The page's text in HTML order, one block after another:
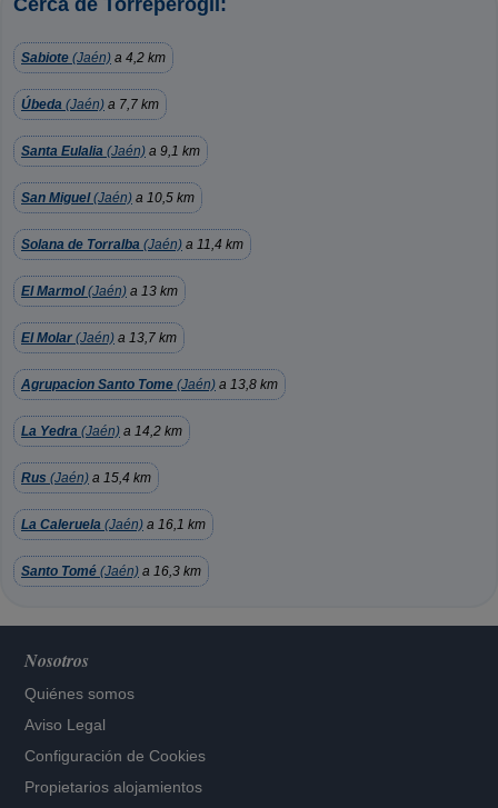
Cerca de Torreperogil:
Sabiote (Jaén) a 4,2 km
Úbeda (Jaén) a 7,7 km
Santa Eulalia (Jaén) a 9,1 km
San Miguel(Jaén) a 10,5 km
Solana de Torralba (Jaén) a 11,4 km
El Marmol(Jaén) a 13 km
El Molar (Jaén) a 13,7 km
Agrupacion Santo Tome (Jaén) a 13,8 km
La Yedra (Jaén) a 14,2 km
Rus (Jaén) a 15,4 km
La Caleruela (Jaén) a 16,1 km
Santo Tomé (Jaén) a 16,3 km
Nosotros
Quiénes somos
Aviso Legal
Configuración de Cookies
Propietarios alojamientos